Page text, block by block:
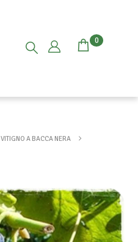
0
VITIGNO A BACCA NERA